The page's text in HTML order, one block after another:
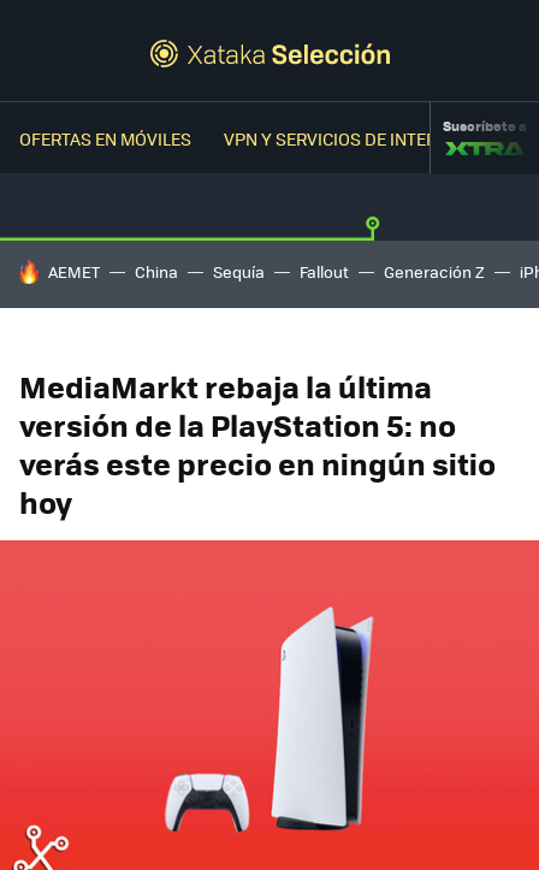
OFERTAS EN MÓVILES VPN Y SERVICIOS DE INTERNETSuscríbete a
HOY SE HABLA DE
AEMET China Sequía Fallout Generación Z
MediaMarkt rebaja la última
versión de la PlayStation 5: no
verás este precio en ningún sitio
hoy